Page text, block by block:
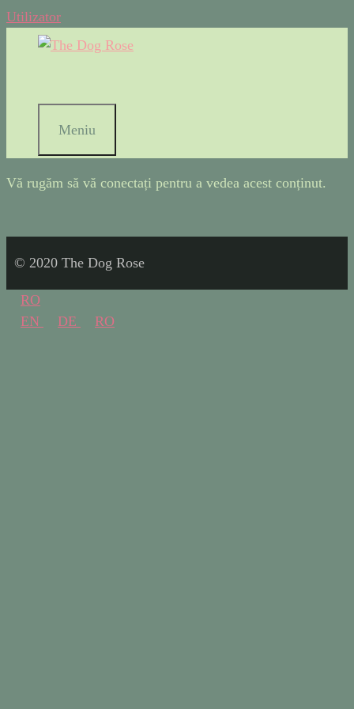
Utilizator
Meniu
Vă rugăm să vă conectați pentru a vedea acest conținut.
© 2020 The Dog Rose
RO
EN
DE RO